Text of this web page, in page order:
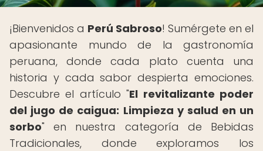
¡Bienvenidos a Perú Sabroso! Sumérgete en el
apasionante mundo de la gastronomía
peruana, donde cada plato cuenta una
historia y cada sabor despierta emociones.
Descubre el artículo "El revitalizante poder
del jugo de caigua: Limpieza y salud en un
sorbo" en nuestra categoría de Bebidas
Tradicionales, donde exploramos los